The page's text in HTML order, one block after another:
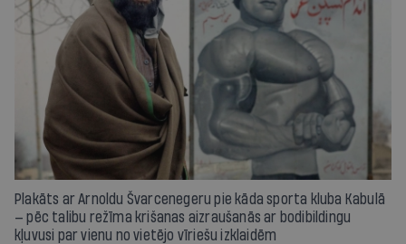
Plakāts ar Arnoldu Švarcenegeru pie kāda sporta kluba Kabulā
— pēc talibu režīma krišanas aizraušanās ar bodibildingu
kļuvusi par vienu no vietējo vīriešu izklaidēm